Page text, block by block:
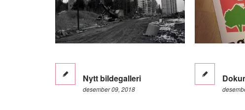
Nytt bildegalleri
desember 09, 2018